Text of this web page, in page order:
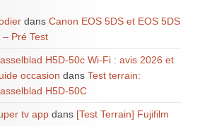
dans Canon EOS 5DS et EOS 5DS
– Pré Test
H5D-50c Wi-Fi : avis 2026 et
occasion dans Test terrain:
H5D-50C
tv appdans [Test Terrain] Fujifilm